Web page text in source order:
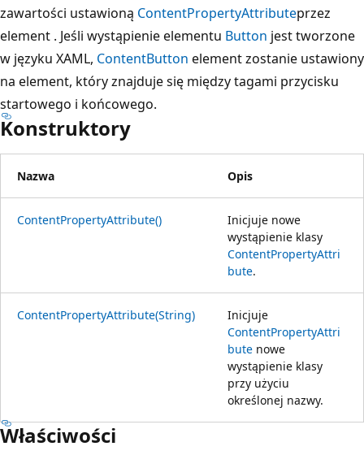
zawartości ustawioną ContentPropertyAttributeprzez
element . Jeśli wystąpienie elementu Button jest tworzone
w języku XAML, ContentButton element zostanie ustawiony
na element, który znajduje się między tagami przycisku
startowego i końcowego.
Konstruktory
Nazwa Opis
ContentPropertyAttribute()
Inicjuje nowe
wystąpienie klasy
ContentPropertyAttri
bute.
ContentPropertyAttribute(String)
Inicjuje
ContentPropertyAttri
bute nowe
wystąpienie klasy
przy użyciu
określonej nazwy.
Właściwości